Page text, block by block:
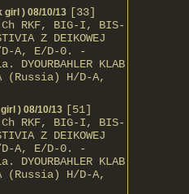
girl ) 08/10/13 [33]
Ch RKF, BIG-I, BIS-
Z DEIKOWEJ
D-A, E/D-0. -
KLAB
(Russia) H/D-A,
) 08/10/13 [51]
Ch RKF, BIG-I, BIS-
Z DEIKOWEJ
D-A, E/D-0. -
KLAB
(Russia) H/D-A,